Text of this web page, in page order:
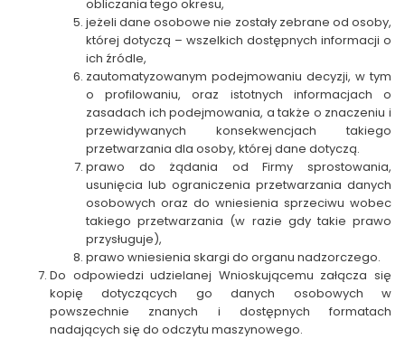
obliczania tego okresu,
jeżeli dane osobowe nie zostały zebrane od osoby,
której dotyczą – wszelkich dostępnych informacji o
ich źródle,
zautomatyzowanym podejmowaniu decyzji, w tym
o profilowaniu, oraz istotnych informacjach o
zasadach ich podejmowania, a także o znaczeniu i
przewidywanych konsekwencjach takiego
przetwarzania dla osoby, której dane dotyczą.
prawo do żądania od Firmy sprostowania,
usunięcia lub ograniczenia przetwarzania danych
osobowych oraz do wniesienia sprzeciwu wobec
takiego przetwarzania (w razie gdy takie prawo
przysługuje),
prawo wniesienia skargi do organu nadzorczego.
Do odpowiedzi udzielanej Wnioskującemu załącza się
kopię dotyczących go danych osobowych w
powszechnie znanych i dostępnych formatach
nadających się do odczytu maszynowego.